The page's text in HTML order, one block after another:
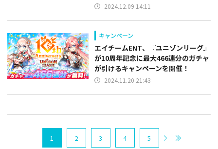
2024.12.09 14:11
キャンペーン
エイチームENT、『ユニゾンリーグ』
が10周年記念に最大466連分のガチャ
が引けるキャンペーンを開催！
2024.11.20 21:43
1 2 3 4 5